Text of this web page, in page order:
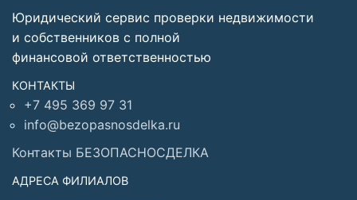
Юридический сервис проверки недвижимости
и собственников с полной
финансовой ответственностью
КОНТАКТЫ
+7 495 369 97 31
info@bezopasnosdelka.ru
Контакты БЕЗОПАСНОСДЕЛКА
АДРЕСА ФИЛИАЛОВ